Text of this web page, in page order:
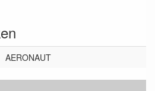
AERONAUT